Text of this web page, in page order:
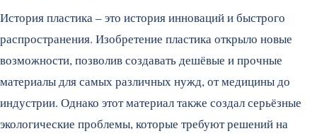
История пластика – это история инноваций и быстрого
распространения. Изобретение пластика открыло новые
возможности, позволив создавать дешёвые и прочные
материалы для самых различных нужд, от медицины до
индустрии. Однако этот материал также создал серьёзные
экологические проблемы, которые требуют решений на